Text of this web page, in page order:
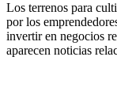
Los terrenos para
por los
invertir en negocios
aparecen noticias